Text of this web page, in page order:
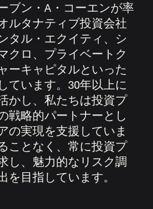
ブン・A・コーエンが率
ルタナティブ投資会社
タル・エクイティ、シ
クロ、プライベートク
ーキャピタルといった
ています。30年以上に
かし、私たちは投資プ
戦略的パートナーとし
の実現を支援していま
ことなく、常に投資プ
し、魅力的なリスク調
を目指しています。